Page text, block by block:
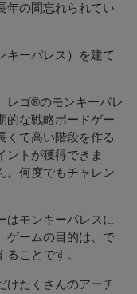
年の間忘れられてい
ーパレス）を建て
レゴ®のモンキーパレ
的な戦略ボードゲー
くて高い階段を作る
ントが獲得できま
。何度でもチャレン
モンキーパレスに
ゲームの目的は、で
ことです。
けたくさんのアーチ